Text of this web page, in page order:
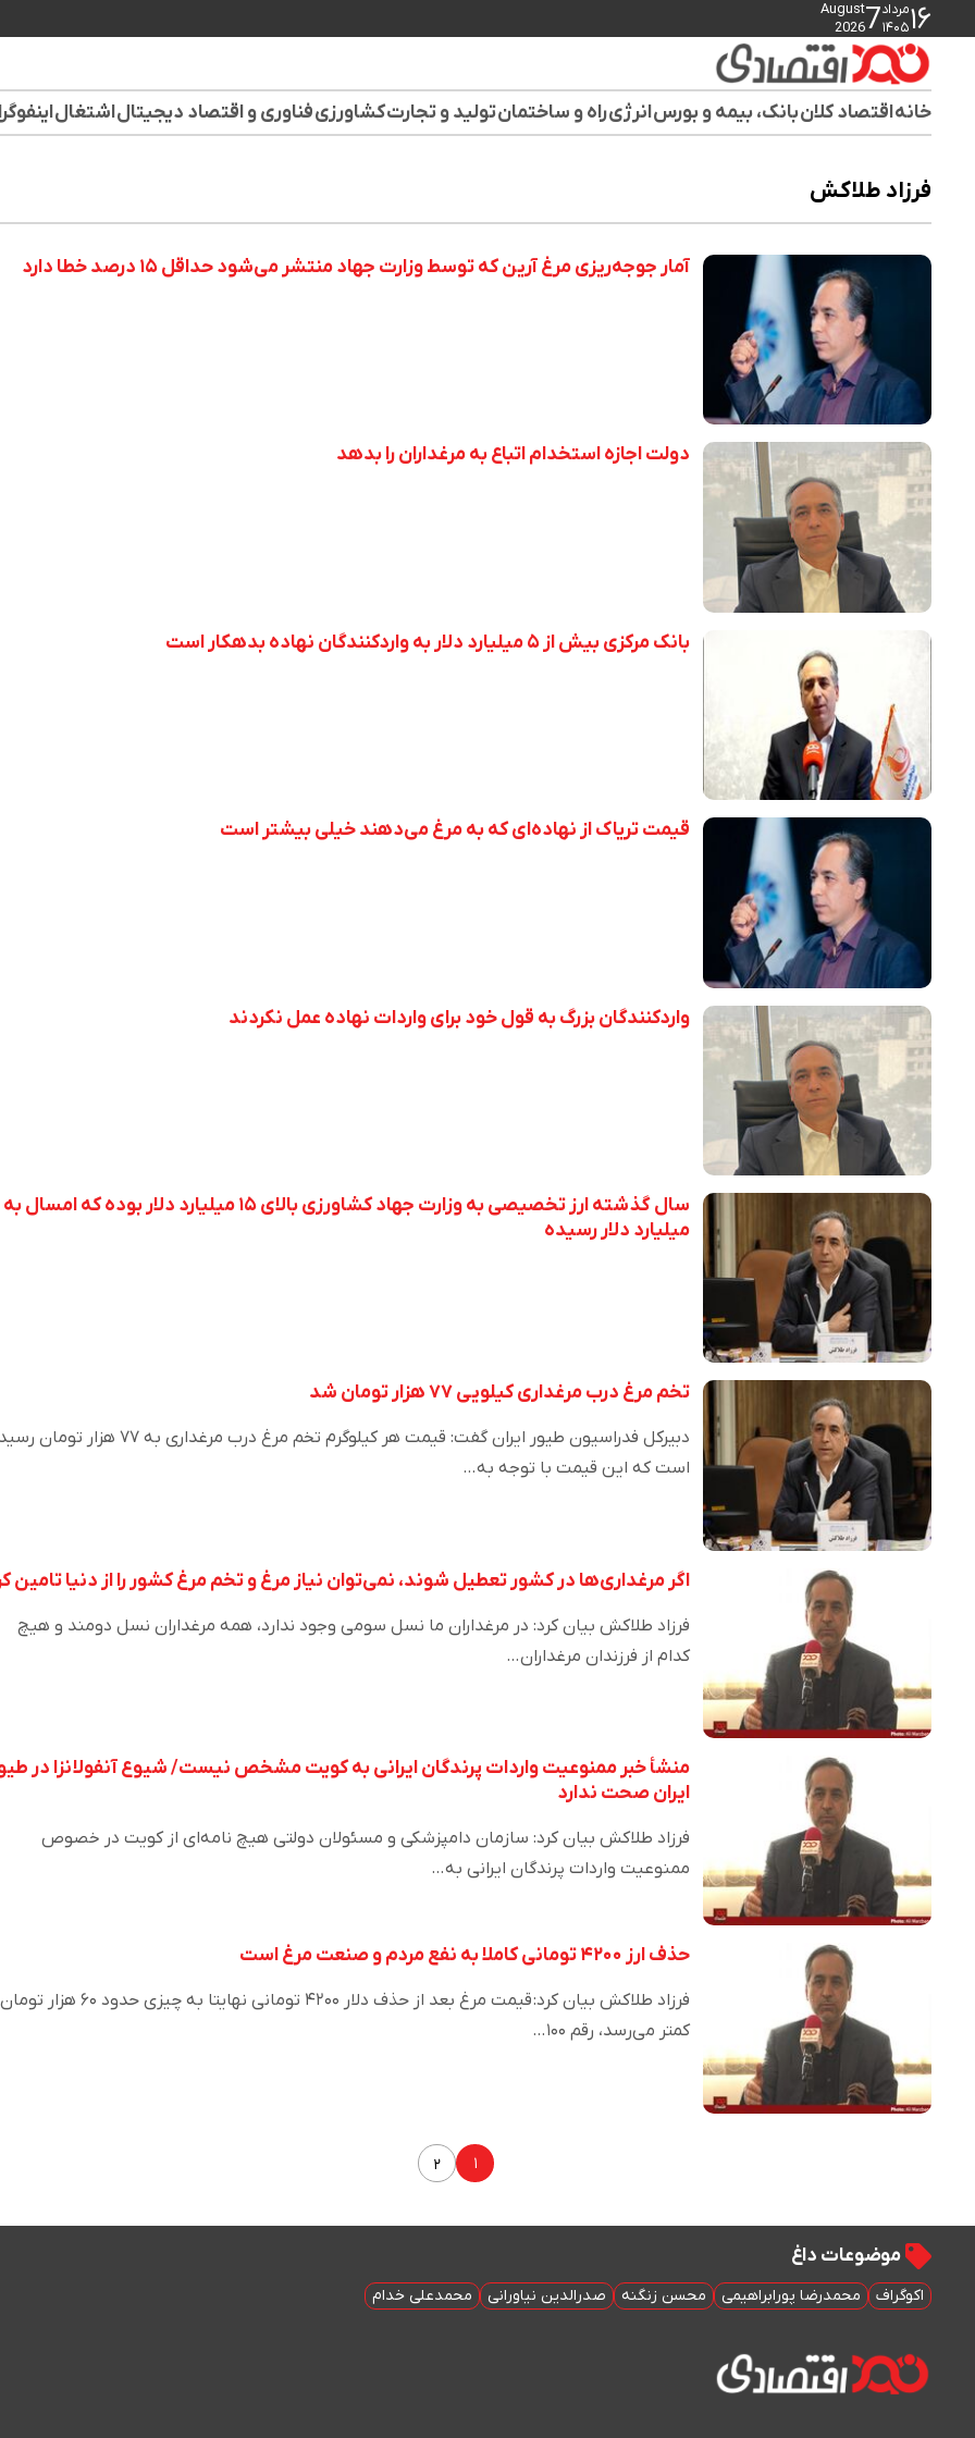
۱۶مرداد
۱۴۰۵7
August
2026
خانهاقتصاد کلانبانک، بیمه و بورسانرژیراه و ساختمانتولید و تجارتکشاورزیفناوری و اقتصاد دیجیتالاشتغال
فرزاد طلاکش
آمار جوجه‌ریزی مرغ آرین که توسط وزارت جهاد منتشر می‌شود حداقل ۱۵ درصد خطا دارد
دولت اجازه استخدام اتباع به مرغداران را بدهد
بانک مرکزی بیش از ۵ میلیارد دلار به واردکنندگان نهاده بدهکار است
قیمت تریاک از نهاده‌ای که به مرغ می‌دهند خیلی بیشتر است
واردکنندگان بزرگ به قول خود برای واردات نهاده عمل نکردند
میلیارد دلار رسیده
تخم مرغ درب مرغداری کیلویی ۷۷ هزار تومان شد
دبیرکل فدراسیون طیور ایران گفت: قیمت هر کیلوگرم تخم مرغ درب مرغداری به ۷۷ هزار
است که این قیمت با توجه به…
اگر مرغداری‌ها در کشور تعطیل شوند، نمی‌توان نیاز مرغ و تخم مرغ کشور را از دنیا تامین
فرزاد طلاکش بیان کرد: در مرغداران ما نسل سومی وجود ندارد،‌ همه مرغداران نسل دومند و هیچ
کدام از فرزندان مرغداران…
منشأ خبر ممنوعیت واردات پرندگان ایرانی به کویت مشخص نیست/ شیوع آنفولانزا در
ایران صحت ندارد
فرزاد طلاکش بیان کرد: سازمان دامپزشکی و مسئولان دولتی هیچ نامه‌ای از کویت در خصوص
ممنوعیت واردات پرندگان ایرانی به…
حذف ارز ۴۲۰۰ تومانی کاملا به نفع مردم و صنعت مرغ است
فرزاد طلاکش بیان کرد: قیمت مرغ بعد از حذف دلار ۴۲۰۰ تومانی نهایتا به چیزی
کمتر می‌رسد، رقم ۱۰۰…
۱ ۲
موضوعات داغ
اکوگراف محمدرضا پورابراهیمی محسن زنگنه صدرالدین نیاورانی محمدعلی خدام